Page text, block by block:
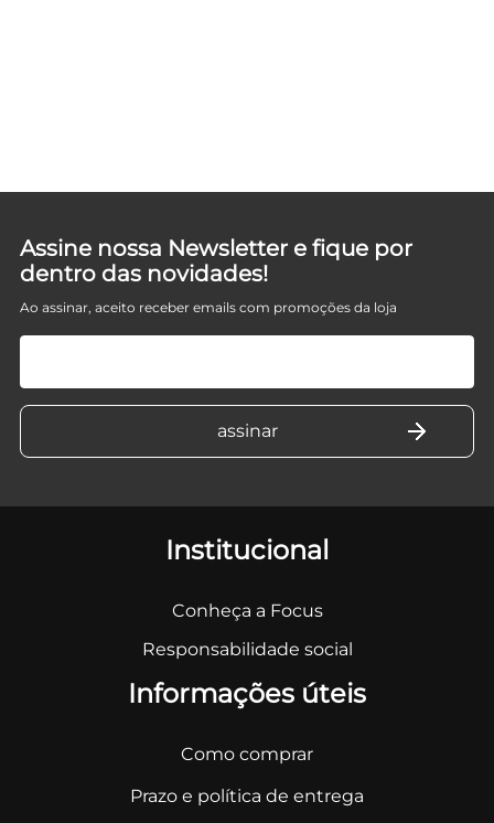
Assine nossa Newsletter e fique por
dentro das novidades!
Ao assinar, aceito receber emails com promoções da loja
Institucional
Conheça a Focus
Responsabilidade social
Informações úteis
Como comprar
Prazo e política de entrega